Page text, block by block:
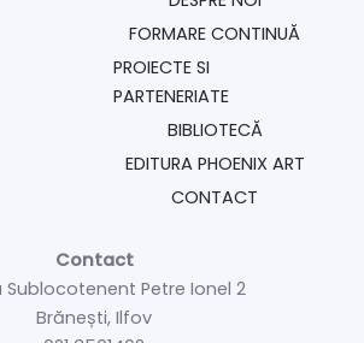
FORMARE CONTINUĂ
PROIECTE SI
PARTENERIATE
BIBLIOTECĂ
EDITURA PHOENIX ART
CONTACT
Contact
Sublocotenent Petre Ionel 2
Brănești, Ilfov